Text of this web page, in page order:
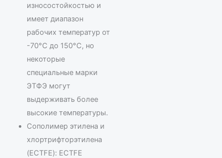
износостойкостью и
имеет диапазон
рабочих температур от
-70°C до 150°C, но
некоторые
специальные марки
ЭТФЭ могут
выдерживать более
высокие температуры.
Сополимер этилена и
хлортрифторэтилена
(ECTFE): ECTFE